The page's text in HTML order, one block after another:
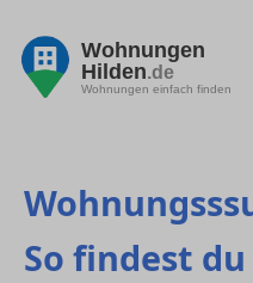
Wohnungen
Hilden.de
Wohnungen einfach finden
So findest